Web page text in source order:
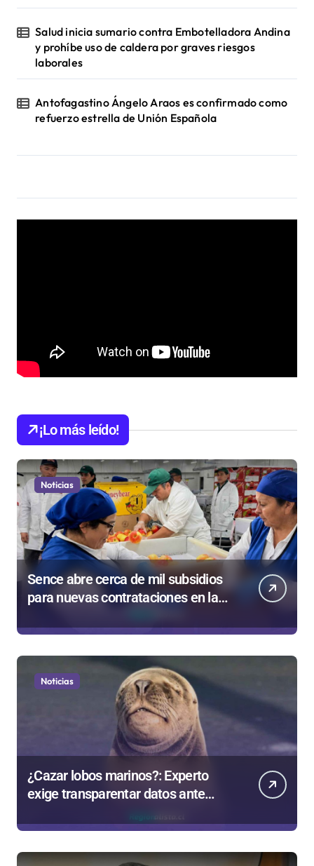
Salud inicia sumario contra Embotelladora Andina
y prohíbe uso de caldera por graves riesgos
laborales
Antofagastino Ángelo Araos es confirmado como
refuerzo estrella de Unión Española
¡Lo más leído!
Noticias
Sence abre cerca de mil subsidios
para nuevas contrataciones en la
Noticias
¿Cazar lobos marinos?: Experto
exige transparentar datos ante
Gobierno